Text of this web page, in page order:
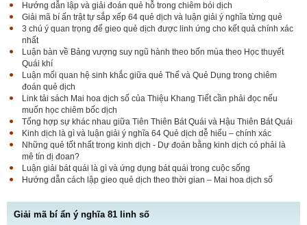
Hướng dẫn lập và giải đoán quẻ hỗ trong chiêm bói dịch
Giải mã bí ấn trật tự sắp xếp 64 quẻ dịch và luận giải ý nghĩa từng quẻ
3 chú ý quan trọng để gieo quẻ dịch được linh ứng cho kết quả chính xác
nhất
Luận bàn về Bảng vượng suy ngũ hành theo bốn mùa theo Học thuyết
Quái khí
Luận mối quan hệ sinh khắc giữa quẻ Thể và Quẻ Dụng trong chiêm
đoán quẻ dịch
Link tải sách Mai hoa dịch số của Thiệu Khang Tiết cần phải đọc nếu
muốn học chiêm bốc dịch
Tổng hợp sự khác nhau giữa Tiên Thiên Bát Quái và Hậu Thiên Bát Quái
Kinh dịch là gì và luận giải ý nghĩa 64 Quẻ dịch dễ hiểu – chính xác
Những quẻ tốt nhất trong kinh dịch - Dự đoán bằng kinh dịch có phải là
mê tín dị đoan?
Luận giải bát quái là gì và ứng dụng bát quái trong cuộc sống
Hướng dẫn cách lập gieo quẻ dịch theo thời gian – Mai hoa dịch số
Giải mã bí ẩn ý nghĩa 81 linh số